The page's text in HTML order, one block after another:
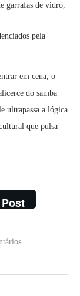
garrafas de vidro,
pela
em cena, o
do samba
ultrapassa a lógica
que pulsa
Post